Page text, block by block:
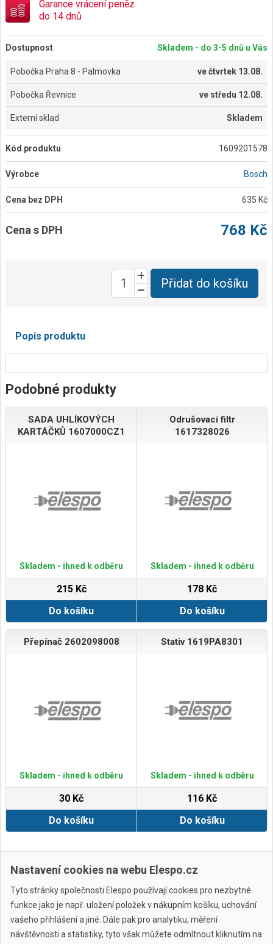
Garance vrácení peněz
do 14 dnů
Dostupnost Skladem - do 3-5 dnů u Vás
Pobočka Praha 8 - Palmovka večtvrtek 13.08.
Pobočka Řevnice ve středu 12.08.
Externí sklad Skladem
Kód produktu 1609201578
Výrobce Bosch
Cena bez DPH 635 Kč
Cena s DPH 768 Kč
Přidat do košíku
Popis produktu
Podobné produkty
SADA UHLÍKOVÝCH
KARTÁČKŮ 1607000CZ1
Skladem - ihned k odběru
215 Kč
Do košíku
Odrušovací filtr
1617328026
Skladem - ihned k odběru
178 Kč
Do košíku
Přepínač 2602098008
Skladem - ihned k odběru
30 Kč
Do košíku
Stativ 1619PA8301
Skladem - ihned k odběru
116 Kč
Do košíku
Zobrazit další
Nastavení cookies na webu Elespo.cz
Tyto stránky společnosti Elespo používají cookies pro nezbytné
funkce jako je např. uložení položek v nákupním košíku, uchování
vašeho přihlášení a jiné. Dále pak pro analytiku, měření
návštěvnosti a statistiky, tyto však můžete odmítnout kliknutím na